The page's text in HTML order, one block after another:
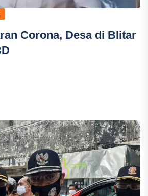
Corona, Desa di Blitar